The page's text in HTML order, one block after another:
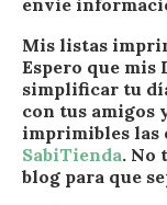
envie
Mis listas
Espero que mis
simplificar tu
con tus amigos
imprimibles las
SabiTienda. No
blog para que